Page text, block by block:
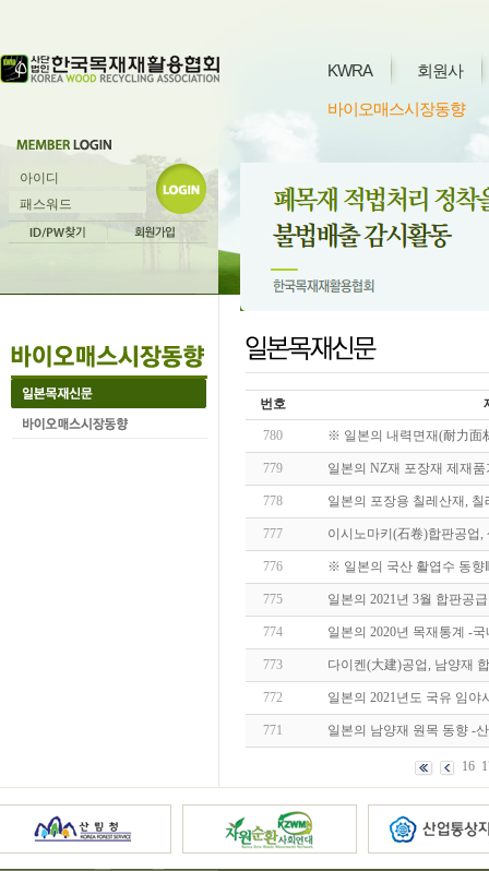
KWRA 회원사
바이오매스시장동향
번호
780 ※ 일본의 내력면재(耐力面
779 일본의 NZ재 포장재 제재
778 일본의 포장용 칠레산재,
777 이시노마키(石卷)합판공업
776 ※ 일본의 국산 활엽수 동
775 일본의 2021년 3월 합판공
774 일본의 2020년 목재통계 -
773 다이켄(大建)공업, 남양재
772 일본의 2021년도 국유 임
771 일본의 남양재 원목 동향 -
16